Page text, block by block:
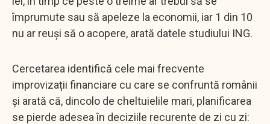
împrumute sau să apeleze la economii, iar 1 din 10
nu ar reuși să o acopere, arată datele studiului ING.
Cercetarea identifică cele mai frecvente
improvizații financiare cu care se confruntă românii
și arată că, dincolo de cheltuielile mari, planificarea
se pierde adesea în deciziile recurente de zi cu zi: